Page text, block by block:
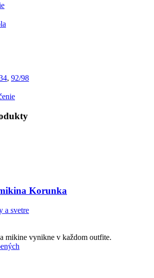
, 92/98
Korunka
a svetre
mikine vynikne v každom outfite.